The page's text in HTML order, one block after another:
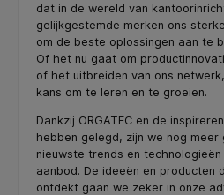
dat in de wereld van
gelijkgestemde merken ons
om de beste oplossingen aan te
Of het nu gaat om
of het uitbreiden van ons
kans om te leren en te groeien.
Dankzij ORGATEC en de
hebben gelegd, zijn we nog meer
nieuwste trends en
aanbod. De ideeën en producten
ontdekt gaan we zeker in onze